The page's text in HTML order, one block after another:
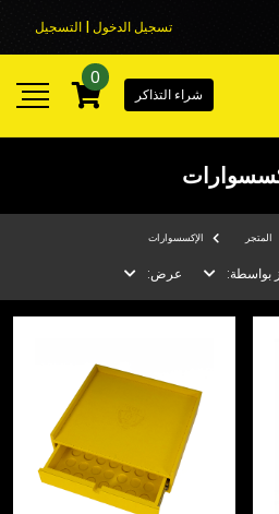
تسجيل الدخول | التسجيل
شراء التذاكر
0
المتجر الإكسسوارات
بواسطة: عرض: